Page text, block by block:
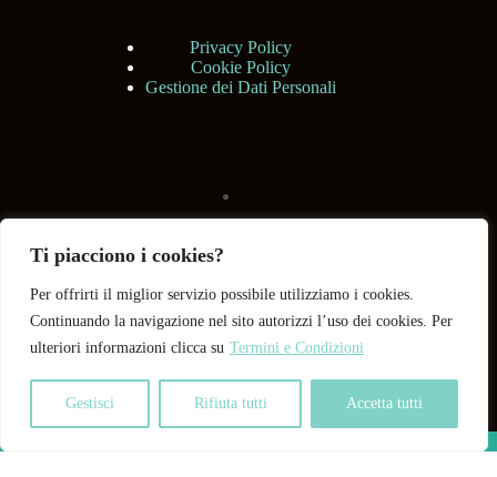
Ti piacciono i cookies?
Per offrirti il miglior servizio possibile utilizziamo i cookies.
Continuando la navigazione nel sito autorizzi l’uso dei cookies. Per
ulteriori informazioni clicca su Termini e Condizioni
Gestisci Rifiuta tutti Accetta tutti
Privacy Policy
Cookie Policy
Gestione dei Dati Personali